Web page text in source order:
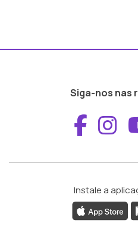
Siga-nos nas
Instale a